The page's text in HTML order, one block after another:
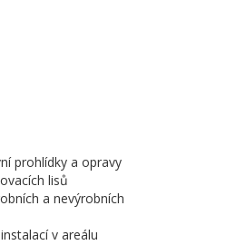
prohlídky a opravy
lisů
a nevýrobních
v areálu